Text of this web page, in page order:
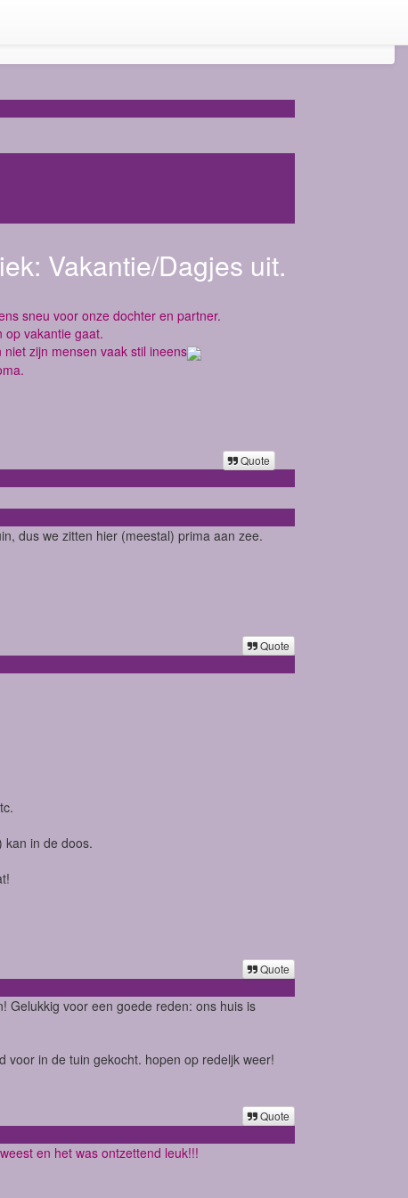
Vakantie/Dagjes uit.
sneu voor onze dochter en partner.
op vakantie gaat.
zijn mensen vaak stil ineens
Quote
dus we zitten hier (meestal) prima aan zee.
Quote
in de doos.
Quote
Gelukkig voor een goede reden: ons huis is
voor in de tuin gekocht. hopen op redeljk weer!
Quote
en het was ontzettend leuk!!!